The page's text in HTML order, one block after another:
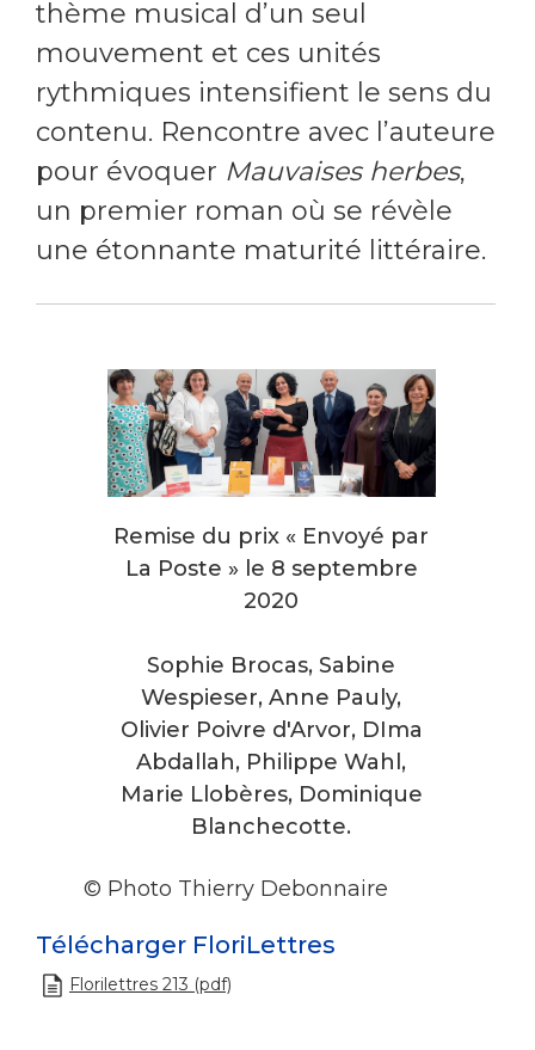
thème musical d’un seul
mouvement et ces unités
rythmiques intensifient le sens du
contenu. Rencontre avec l’auteure
pour évoquer Mauvaises herbes,
un premier roman où se révèle
une étonnante maturité littéraire.
Remise du prix « Envoyé par
La Poste » le 8 septembre
2020
Sophie Brocas, Sabine
Wespieser, Anne Pauly,
Olivier Poivre d'Arvor, DIma
Abdallah, Philippe Wahl,
Marie Llobères, Dominique
Blanchecotte.
© Photo Thierry Debonnaire
Télécharger FloriLettres
Florilettres 213 (pdf)